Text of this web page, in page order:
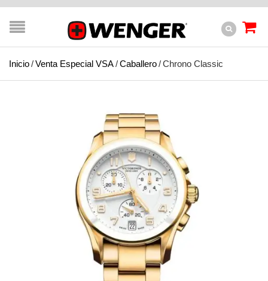
Inicio/Venta Especial VSA/Caballero/Chrono Classic